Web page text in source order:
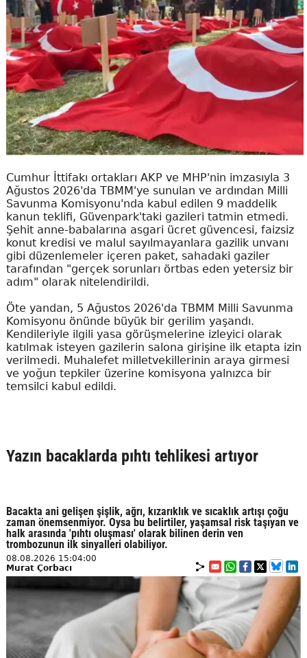
Cumhur İttifakı ortakları AKP ve MHP'nin imzasıyla 3
Ağustos 2026'da TBMM'ye sunulan ve ardından Milli
Savunma Komisyonu'nda kabul edilen 9 maddelik
kanun teklifi, Güvenpark'taki gazileri tatmin etmedi.
Şehit anne-babalarına asgari ücret güvencesi, faizsiz
konut kredisi ve malul sayılmayanlara gazilik unvanı
gibi düzenlemeler içeren paket, sahadaki gaziler
tarafından "gerçek sorunları örtbas eden yetersiz bir
adım" olarak nitelendirildi.
Öte yandan, 5 Ağustos 2026'da TBMM Milli Savunma
Komisyonu önünde büyük bir gerilim yaşandı.
Kendileriyle ilgili yasa görüşmelerine izleyici olarak
katılmak isteyen gazilerin salona girişine ilk etapta izin
verilmedi. Muhalefet milletvekillerinin araya girmesi
ve yoğun tepkiler üzerine komisyona yalnızca bir
temsilci kabul edildi.
Yazın bacaklarda pıhtı tehlikesi artıyor
Bacakta ani gelişen şişlik, ağrı, kızarıklık ve sıcaklık artışı çoğu
zaman önemsenmiyor. Oysa bu belirtiler, yaşamsal risk taşıyan ve
halk arasında 'pıhtı oluşması' olarak bilinen derin ven
trombozunun ilk sinyalleri olabiliyor.
08.08.2026 15:04:00
Murat Çorbacı